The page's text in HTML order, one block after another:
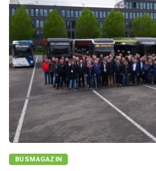
BUSMAGAZIN